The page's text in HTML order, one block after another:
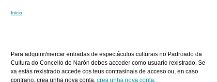
Vostede está aquí
Inicio
Para adquirir/mercar entradas de espectáculos culturais no Padroado da
Cultura do Concello de Narón debes acceder como usuario rexistrado. Se
xa estás rexistrado accede cos teus contrasinais de acceso ou, en caso
contrario, crea unha nova conta,crea unha nova conta